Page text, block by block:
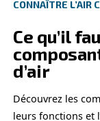
Mode
d’air
d’air de